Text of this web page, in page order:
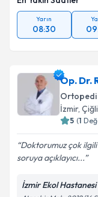
Yarın
08:30
Op. Dr.
İzmir, Çiğli
5 (1
Doktorumuz çok
soruya açıklayıcı...
İzmir Ekol Hastanesi